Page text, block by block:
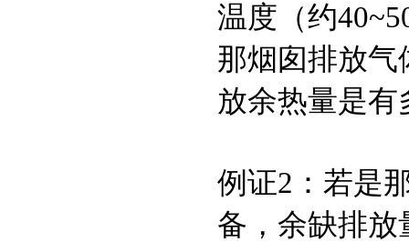
温度（约
那烟囱排放
放余热量是有
例证2：若是
备，余缺排放